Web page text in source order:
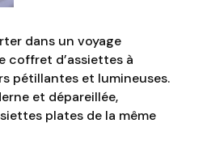
dans un voyage
coffret d’assiettes à
pétillantes et lumineuses.
et dépareillée,
plates de la même